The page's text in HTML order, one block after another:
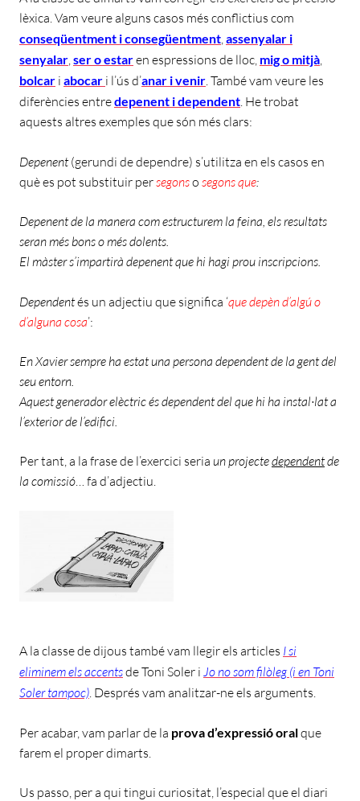
lèxica. Vam veure alguns casos més conflictius com
conseqüentment i consegüentment assenyalar i
senyalar ser o estaren espressions de lloc mig o mitjà
bolcar i abocar i l’ús d’anar i venir . També vam veure les
diferències entredepenent i dependent . He trobat
aquests altres exemples que són més clars:
Depenent (gerundi de dependre) s’utilitza en els casos en
què es pot substituir persegonso segons que:
Depenent de la manera com estructurem la feina, els resultats
seran més bons o més dolents.
El màster s’impartirà depenent que hi hagi prou inscripcions.
Dependentés un adjectiu que significa ‘que depèn d’algú o
d’alguna cosa’:
En Xavier sempre ha estat una persona dependent de la gent del
seu entorn.
Aquest generador elèctric és dependent del que hi ha instal·lat a
l’exterior de l’edifici.
Per tant, a la frase de l’exercici seria un projectedependentde
la comissió … fa d’adjectiu.
A la classe de dijous també vam llegir els articles I si
eliminem els accentsde Toni Soler i Jo no som filòleg (i en Toni
Soler tampoc) . Després vam analitzar-ne els arguments.
Per acabar, vam parlar de la prova d’expressió oralque
farem el proper dimarts.
Us passo, per a qui tingui curiositat, l’especial que el diari